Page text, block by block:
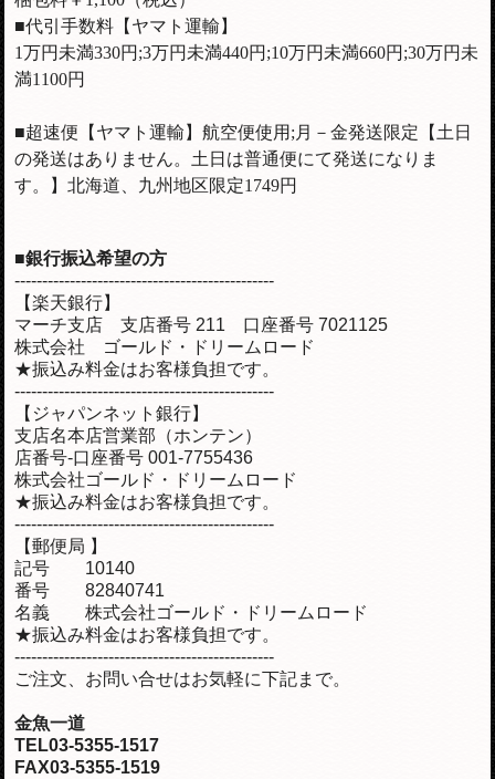
■代引手数料【ヤマト運輸】
1万円未満330円;3万円未満440円;10万円未満660円;30万円未
満1100円
■超速便【ヤマト運輸】航空便使用;月－金発送限定【土日
の発送はありません。土日は普通便にて発送になりま
す。】北海道、九州地区限定1749円
■銀行振込希望の方
-----------------------------------------------
【楽天銀行】
マーチ支店 支店番号 211 口座番号 7021125
株式会社 ゴールド・ドリームロード
★振込み料金はお客様負担です。
-----------------------------------------------
【ジャパンネット銀行】
支店名本店営業部（ホンテン）
店番号-口座番号 001-7755436
株式会社ゴールド・ドリームロード
★振込み料金はお客様負担です。
-----------------------------------------------
【郵便局 】
記号 10140
番号 82840741
名義 株式会社ゴールド・ドリームロード
★振込み料金はお客様負担です。
-----------------------------------------------
ご注文、お問い合せはお気軽に下記まで。
金魚一道
TEL03-5355-1517
FAX03-5355-1519